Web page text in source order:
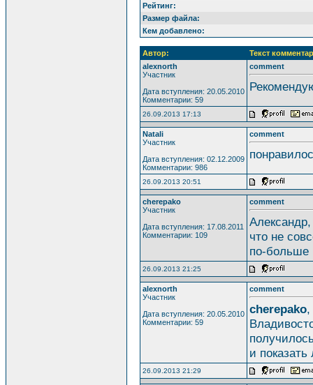
Рейтинг:
Размер файла:
Кем добавлено:
Автор:
Текст
alexnorth
Участник
Дата вступления: 20.05.2010
Комментарии: 59
comment
26.09.2013 17:13
Natali
Участник
Дата вступления: 02.12.2009
Комментарии: 986
comment
26.09.2013 20:51
cherepako
Участник
Дата вступления: 17.08.2011
Комментарии: 109
comment
что не
по-больше
26.09.2013 21:25
alexnorth
Участник
Дата вступления: 20.05.2010
Комментарии: 59
comment
cherepako,
и
26.09.2013 21:29